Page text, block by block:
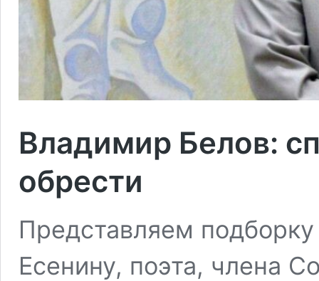
Владимир Белов:
обрести
Представляем
Есенину, поэта, члена